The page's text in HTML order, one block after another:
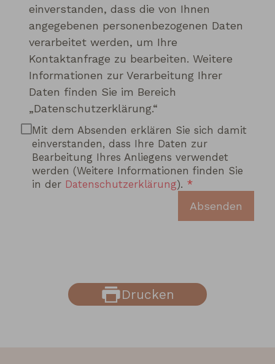
einverstanden, dass die von Ihnen
angegebenen personenbezogenen Daten
verarbeitet werden, um Ihre
Kontaktanfrage zu bearbeiten. Weitere
Informationen zur Verarbeitung Ihrer
Daten finden Sie im Bereich
„Datenschutzerklärung.“
Mit dem Absenden erklären Sie sich damit
einverstanden, dass Ihre Daten zur
Bearbeitung Ihres Anliegens verwendet
werden (Weitere Informationen finden Sie
in der Datenschutzerklärung).
Absenden
Drucken